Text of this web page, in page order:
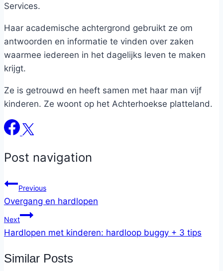
Services.
Haar academische achtergrond gebruikt ze om
antwoorden en informatie te vinden over zaken
waarmee iedereen in het dagelijks leven te maken
krijgt.
Ze is getrouwd en heeft samen met haar man vijf
kinderen. Ze woont op het Achterhoekse platteland.
Post navigation
Previous
Overgang en hardlopen
Next
Hardlopen met kinderen: hardloop buggy + 3 tips
Similar Posts